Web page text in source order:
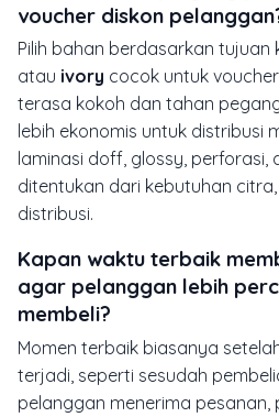
voucher diskon
Pilih bahan berdasarkan tujuan
atau ivory cocok untuk
terasa kokoh dan tahan
lebih ekonomis untuk distribusi
laminasi doff, glossy, perforasi,
ditentukan dari kebutuhan
distribusi.
Kapan waktu terbaik
agar pelanggan lebih
membeli?
Momen terbaik biasanya
terjadi, seperti sesudah
pelanggan menerima pesanan,